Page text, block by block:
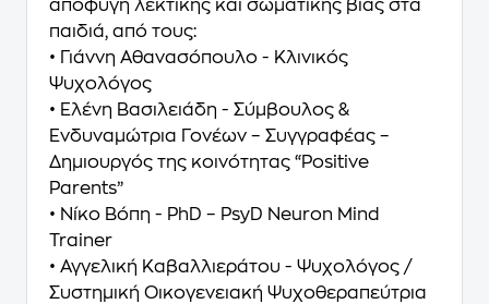
αποφυγή λεκτικής και σωματικής βίας στα
παιδιά, από τους:
• Γιάννη Αθανασόπουλο - Κλινικός
Ψυχολόγος
• Ελένη Βασιλειάδη - Σύμβουλος &
Ενδυναμώτρια Γονέων – Συγγραφέας –
Δημιουργός της κοινότητας “Positive
Parents”
• Νίκο Βόπη - PhD – PsyD Neuron Mind
Trainer
• Αγγελική Καβαλλιεράτου - Ψυχολόγος /
Συστημική Οικογενειακή Ψυχοθεραπεύτρια